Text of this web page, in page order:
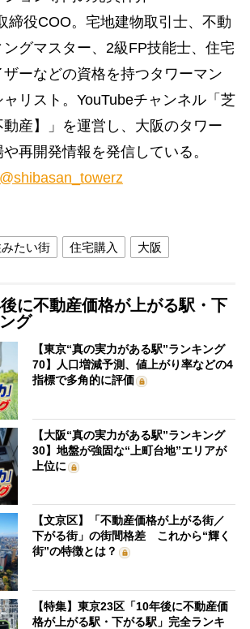
締役COO。宅地建物取引士、不動
グマスター、2級FP技能士、住宅
ザーなどの資格を持つタワーマン
リスト。YouTubeチャンネル「芝
産】」を運営し、大阪のタワー
再開発情報を発信している。
@shibasan_towerz
たい街 住宅購入 大阪
後に不動産価格が上がる駅・下
グ
【東京“真の実力がある駅”ランキング
70】人口増減予測、値上がり率などの4
指標で多角的に評価
【大阪“真の実力がある駅”ランキング
30】地盤が強固な“上町台地”エリアが
上位に
【文京区】「不動産価格が上がる街／
下がる街」の街間格差 これから“輝く
街”の特徴とは？
【特集】東京23区「10年後に不動産価
格が上がる駅・下がる駅」完全ランキ